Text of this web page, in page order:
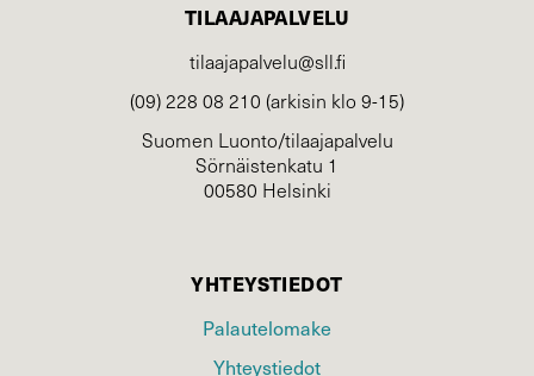
TILAAJAPALVELU
tilaajapalvelu@sll.fi
(09) 228 08 210 (arkisin klo 9-15)
Suomen Luonto/tilaajapalvelu
Sörnäistenkatu 1
00580 Helsinki
YHTEYSTIEDOT
Palautelomake
Yhteystiedot